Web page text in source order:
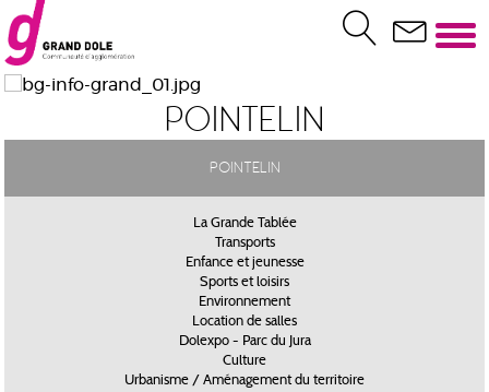
Pointelin
Pointelin
La Grande Tablée
Transports
Enfance et jeunesse
Sports et loisirs
Environnement
Location de salles
Dolexpo - Parc du Jura
Culture
Urbanisme / Aménagement du territoire